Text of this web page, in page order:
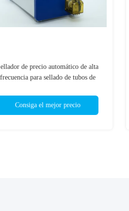
de precio automático de alta
frecuencia para sellado de tubos de
recolección de sangre
Consiga el mejor precio